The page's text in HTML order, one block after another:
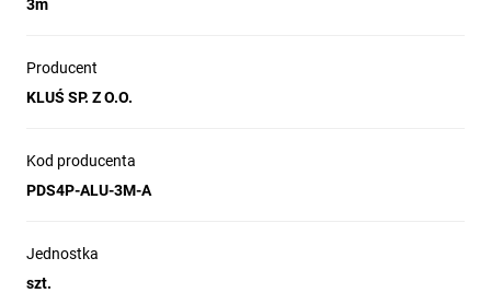
3m
Producent
KLUŚ SP. Z O.O.
Kod producenta
PDS4P-ALU-3M-A
Jednostka
szt.